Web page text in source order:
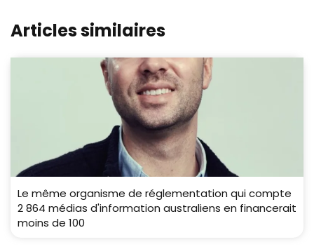
Articles similaires
Le même organisme de réglementation qui compte
2 864 médias d'information australiens en financerait
moins de 100